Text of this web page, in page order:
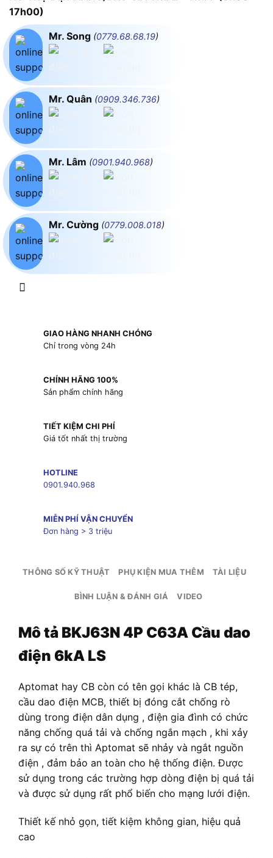
17h00)
Mr. Song (0779.68.68.19)
Mr. Quân (0909.346.736)
Mr. Lâm (0901.940.968)
Mr. Cường (0779.008.018)
GIAO HÀNG NHANH CHÓNG
Chỉ trong vòng 24h
CHÍNH HÃNG 100%
Sản phẩm chính hãng
TIẾT KIỆM CHI PHÍ
Giá tốt nhất thị trường
HOTLINE
0901.940.968
MIỄN PHÍ VẬN CHUYỂN
Đơn hàng > 3 triệu
THÔNG SỐ KỸ THUẬT PHỤ KIỆN MUA THÊM TÀI LIỆU
BÌNH LUẬN & ĐÁNH GIÁ VIDEO
Mô tả BKJ63N 4P C63A Cầu dao
điện 6kA LS
Aptomat hay CB còn có tên gọi khác là CB tép,
cầu dao điện MCB, thiết bị đóng cắt chống rò
dùng trong điện dân dụng , điện gia đình có chức
năng chống quá tải và chống ngắn mạch , khi xảy
ra sự có trên thì Aptomat sẽ nhảy và ngắt nguồn
điện , đảm bảo an toàn cho hệ thống điện. Được
sử dụng trong các trường hợp dòng điện bị quá tải
và được sử dụng rất phổ biến cho mạng lưới điện.
Thiết kế nhỏ gọn, tiết kiệm không gian, hiệu quả
cao